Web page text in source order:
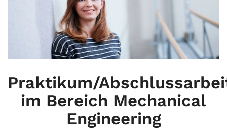
Praktikum/
im Bereich Mechanical
Engineering